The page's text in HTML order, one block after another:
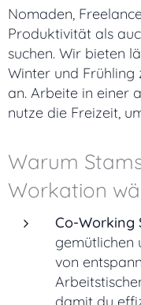
Nomaden,
Produktivität als
suchen. Wir bieten
Winter und Frühling
an. Arbeite in einer
nutze die Freizeit,
Warum
Workation
Co-Working
gemütlichen
von